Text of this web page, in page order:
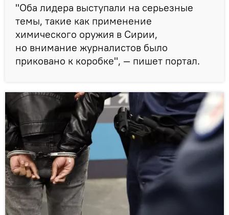
​"Оба лидера выступали на серьезные
темы, такие как применение
химического оружия в Сирии,
но внимание журналистов было
приковано к коробке", — пишет портал.